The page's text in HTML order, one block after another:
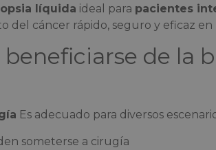
líquida ideal para pacientes
del cáncer rápido, seguro y eficaz en
de la
Es adecuado para diversos
someterse a cirugía